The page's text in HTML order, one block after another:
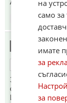
Амбициозно, но
11.05.2026
ОТГОВОР
За Михаелка
сцена едно
И кьораво и
на
само
имате
за
за